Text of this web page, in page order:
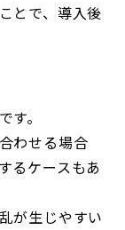
とで、導入後
。
わせる場合
るケースもあ
が生じやすい